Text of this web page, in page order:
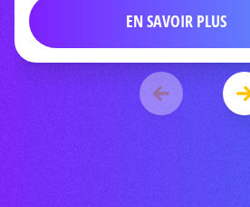
EN SAVOIR PLUS